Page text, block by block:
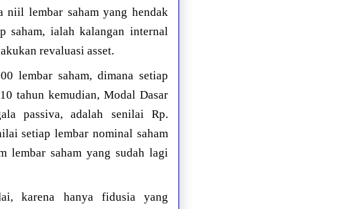
niil lembar saham yang hendak
saham, ialah kalangan internal
revaluasi asset.
lembar saham, dimana setiap
tahun kemudian, Modal Dasar
passiva, adalah senilai Rp.
setiap lembar nominal saham
lembar saham yang sudah lagi
karena hanya fidusia yang